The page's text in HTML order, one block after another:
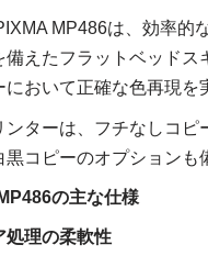
MP486は、効率的
備えたフラットベッド
において正確な色再現を
ンターは、フチなしコ
黒コピーのオプションも
の主な仕様
処理の柔軟性